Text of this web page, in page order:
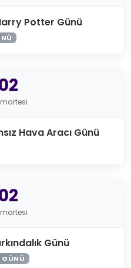
Potter Günü
Hava Aracı Günü
Günü
GÜNÜ